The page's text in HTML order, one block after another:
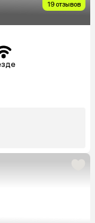
19 отзывов